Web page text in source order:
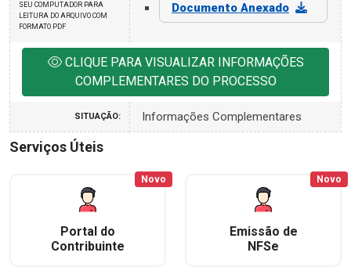
SEU COMPUTADOR PARA
LEITURA DO ARQUIVO COM
FORMATO PDF
Documento Anexado
CLIQUE PARA VISUALIZAR INFORMAÇÕES
COMPLEMENTARES DO PROCESSO
SITUAÇÃO: Informações Complementares
Serviços Úteis
Portal do
Contribuinte
Novo
Emissão de
NFSe
Novo